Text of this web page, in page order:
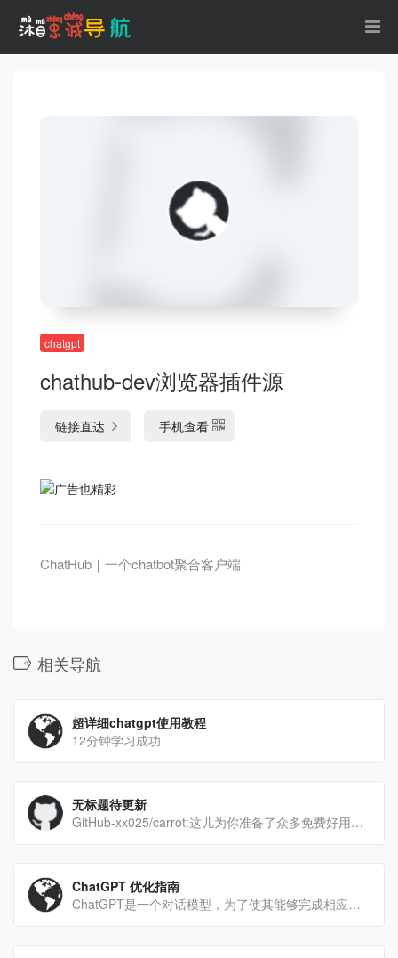
chatgpt
chathub-dev浏览器插件源
链接直达 手机查看
ChatHub｜一个chatbot聚合客户端
相关导航
超详细chatgpt使用教程
12分钟学习成功
无标题待更新
GitHub-xx025/carrot:这儿为你准备了众多免费好用的ChatGPT镜像站点，当前84个点
ChatGPT 优化指南
ChatGPT是一个对话模型，为了使其能够完成相应工作，必须先给予适当的指示，例如：“写一份具有XX功能的代[…]